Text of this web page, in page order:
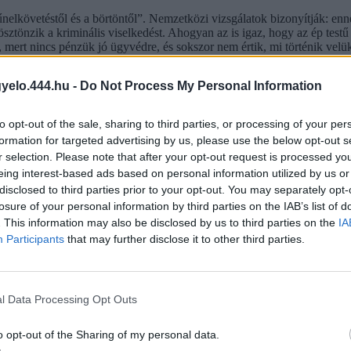
- Do Not Process My Personal Information
opt-out of the sale, sharing to third parties, or processing of your
for targeted advertising by us, please use the below opt-out
selection. Please note that after your opt-out request is processed
interest-based ads based on personal information utilized by us
to third parties prior to your opt-out. You may separately
of your personal information by third parties on the IAB’s list of
This information may also be disclosed by us to third parties on the
Participants that may further disclose it to other third parties.
Data Processing Opt Outs
opt-out of the Sharing of my personal data.
és a börtöntől”. Nemzetközi vizsgálatok bizonyítják:
a kriminális viselkedést. Ahogyan az is igaz, hogy az ép
nincs pénzük jó ügyvédre, és sokszor nem értik, mi történik
vannak jelen, mint a társadalom egészében.
Bizottság közadatokat igényel a Büntetés-végrehajtás Országos
küzd testi vagy szellemi fogyatékossággal. Nehezen
Államokban 35%-a,
Ausztráliában pedig 50%-a
volt
19–20%-a számít fogyatékkal élőnek, és a börtönnépességen
Magyarországon az arányt 22%-ra becsülik, ami
kerülnek többen közülük börtönbe, mint más országokban,
vissza a hazai adatok. És itt nem csak a börtönstatisztikákkal
arányát a KSH népszámlálási adataival adják meg, ami erősen
ilyenek, ami a népesség 2,8%-a volt. Valószerűtlen és a társadalmi